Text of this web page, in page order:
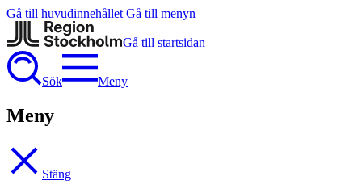
Gå till huvudinnehållet Gå till menyn
Gå till startsidan
Sök Meny
Meny
Stäng